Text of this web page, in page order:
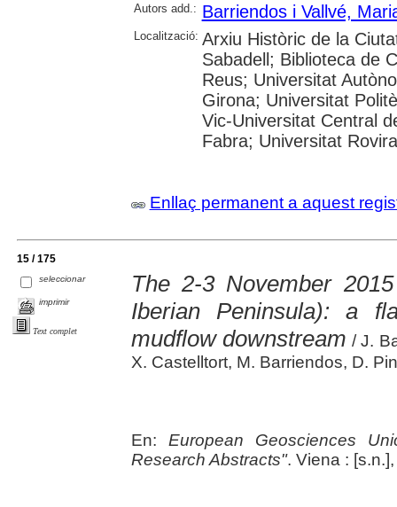
Autors add.: Barriendos i Vallvé,
Localització: Arxiu Històric de la
Sabadell; Biblioteca de
Reus; Universitat
Girona; Universitat
Vic-Universitat Central
Fabra; Universitat
Enllaç permanent a aquest
15 / 175
seleccionar
imprimir
Text complet
The 2-3 November
Iberian Peninsula): a
mudflow downstream / J.
X. Castelltort, M. Barriendos, D.
En: European Geosciences
Research Abstracts". Viena :